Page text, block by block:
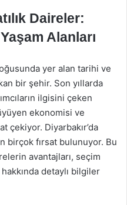
Daireler:
Alanları
yer alan tarihi ve
bir şehir. Son yıllarda
ilgisini çeken
ekonomisi ve
çekiyor. Diyarbakır’da
birçok fırsat bulunuyor. Bu
avantajları, seçim
detaylı bilgiler